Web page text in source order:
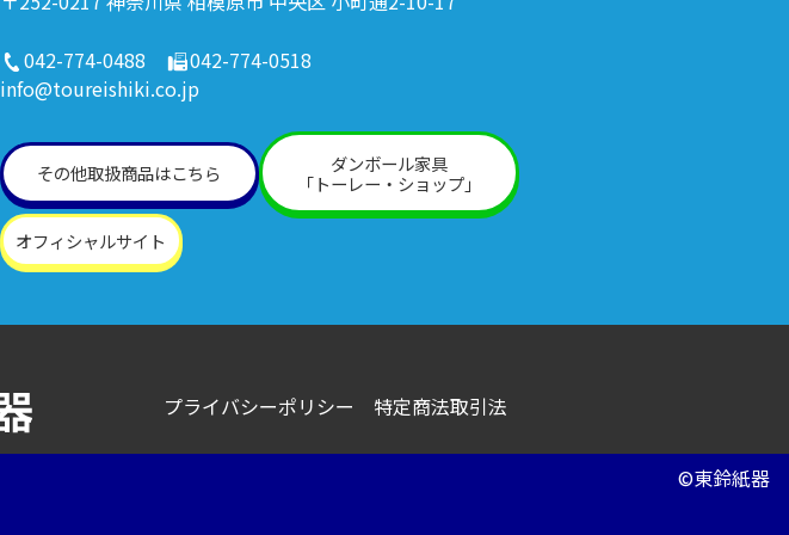
042-774-0488
042-774-0518
info@toureishiki.co.jp
その他取扱商品はこちら
ダンボール家具
「トーレー・ショップ」
オフィシャルサイト
プライバシーポリシー 特定商法取引法
©東鈴紙器